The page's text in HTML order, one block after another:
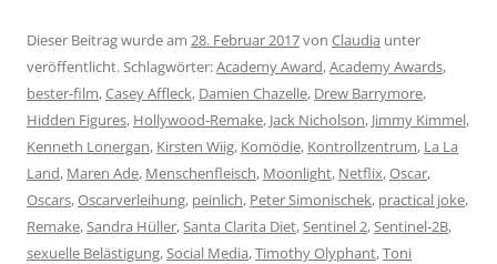
Dieser Beitrag wurde am 28. Februar 2017von Claudia unter
veröffentlicht. Schlagwörter:Academy Award,Academy Awards,
bester-film,Casey Affleck, Damien Chazelle, Drew Barrymore,
Hidden Figures, Hollywood-Remake, Jack Nicholson, Jimmy Kimmel,
Kenneth Lonergan, Kirsten Wiig, Komödie, Kontrollzentrum, La La
Land, Maren Ade, Menschenfleisch, Moonlight, Netflix,Oscar,
Oscars,Oscarverleihung, peinlich, Peter Simonischek, practical joke,
Remake,Sandra Hüller,Santa Clarita Diet,Sentinel 2,Sentinel-2B,
sexuelle Belästigung,Social Media,Timothy Olyphant,Toni